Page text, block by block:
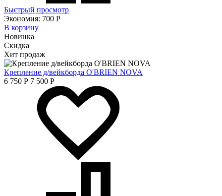
Быстрый просмотр
Экономия: 700 Р
В корзину
Новинка
Скидка
Хит продаж
Крепление д/вейкборда O'BRIEN NOVA
6 750 Р 7 500 Р